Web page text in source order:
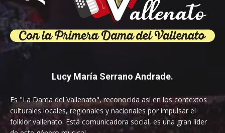
Lucy María Serrano Andrade.
Es "La Dama del Vallenato", reconocida así en los contextos
culturales locales, regionales y nacionales por impulsar el
folklor vallenato. Está comunicadora social, es una gran líder